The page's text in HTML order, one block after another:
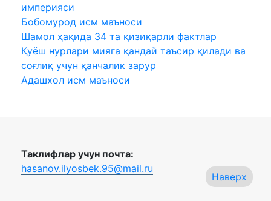
империяси
Бобомурод исм маъноси
Шамол ҳақида 34 та қизиқарли фактлар
Қуёш нурлари мияга қандай таъсир қилади ва
соғлиқ учун қанчалик зарур
Адашхол исм маъноси
Наверх
Таклифлар учун почта:
hasanov.ilyosbek.95@mail.ru